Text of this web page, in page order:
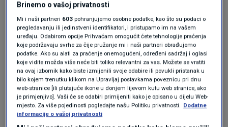
Hrvatsku, Ukrajinu, ali nemojmo biti naivni.
Ferenc Gyurcsánybio je prije Orbana
predsjednik vlade Mađarske i štitio je interese
MOL-a, štitio ih je Viktor Orban, štiti će i
Magyar. Stvara se euforija da će se sve
promijeniti, neće. Frustracije vezane uz
Mađarsku su proizvod našega hrvatskog
nesnalaženja i ogromne strateške greške da
Brinemo o vašoj privatnosti
Mi i naši partneri 603 pohranjujemo osobne podatke, kao što su podaci o
pregledavanju ili jedinstveni identifikatori, i pristupamo im na vašem
uređaju. Odabirom opcije Prihvaćam omogućit ćete tehnologije praćenja
koje podržavaju svrhe za čije pružanje mi i naši partneri obrađujemo
podatke. Ako su alati za praćenje onemogućeni, određeni sadržaj i oglasi
koje vidite možda više neće biti toliko relevantni za vas. Možete se vratiti
na ovaj izbornik kako biste izmijenili svoje odabire ili povukli pristanak u
bilo kojem trenutku klikom na Upravljaj postavkama poveznicu pri dnu
web-stranice [ili plutajuće ikone u donjem lijevom kutu web stranice, ako
je primjenjivo]. Vaši će se odabiri primijeniti kako je opisano u dijelu Web-
mjesto. Za više pojedinosti pogledajte našu Politiku privatnosti. Dodatne
informacije o vašoj privatnosti